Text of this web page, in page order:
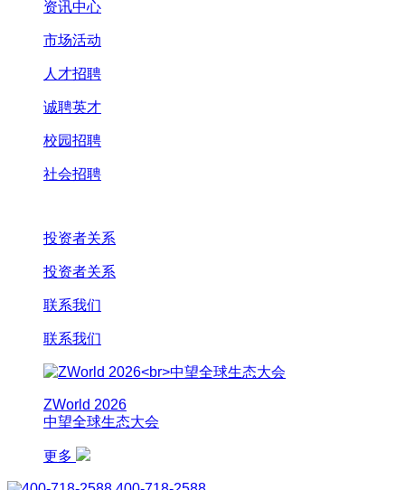
资讯中心
市场活动
人才招聘
诚聘英才
校园招聘
社会招聘
投资者关系
投资者关系
联系我们
联系我们
ZWorld 2026
中望全球生态大会
更多